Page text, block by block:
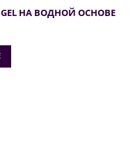
НА ВОДНОЙ ОСНОВЕ